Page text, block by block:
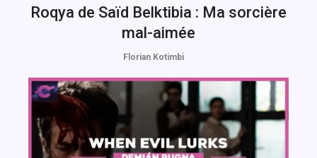
Roqya de Saïd Belktibia : Ma sorcière
mal-aimée
Florian Kotimbi